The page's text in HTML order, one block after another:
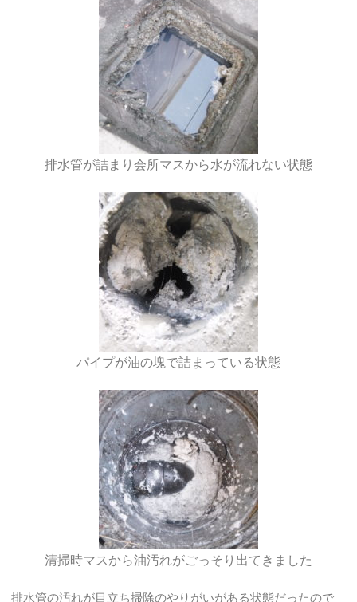
排水管が詰まり会所マスから水が流れない状態
パイプが油の塊で詰まっている状態
清掃時マスから油汚れがごっそり出てきました
排水管の汚れが目立ち掃除のやりがいがある状態だったので